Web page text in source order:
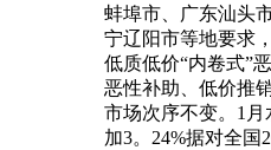
蚌埠市、广东汕头
宁辽阳市等地要求
低质低价“内卷式”
恶性补助、低价推
市场次序不变。1
加3。24%据对全国